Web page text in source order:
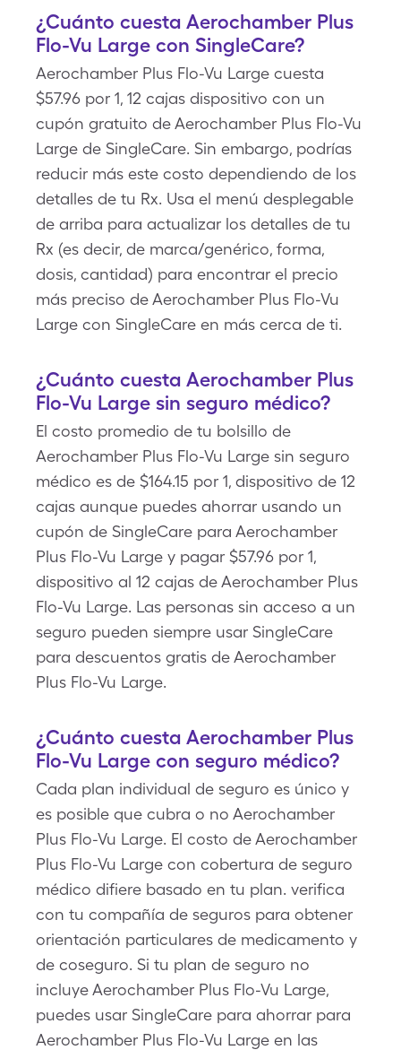
¿Cuánto cuesta Aerochamber Plus
Flo-Vu Large con SingleCare?
Aerochamber Plus Flo-Vu Large cuesta
$57.96 por 1, 12 cajas dispositivo con un
cupón gratuito de Aerochamber Plus Flo-Vu
Large de SingleCare. Sin embargo, podrías
reducir más este costo dependiendo de los
detalles de tu Rx. Usa el menú desplegable
de arriba para actualizar los detalles de tu
Rx (es decir, de marca/genérico, forma,
dosis, cantidad) para encontrar el precio
más preciso de Aerochamber Plus Flo-Vu
Large con SingleCare en más cerca de ti.
¿Cuánto cuesta Aerochamber Plus
Flo-Vu Large sin seguro médico?
El costo promedio de tu bolsillo de
Aerochamber Plus Flo-Vu Large sin seguro
médico es de $164.15 por 1, dispositivo de 12
cajas aunque puedes ahorrar usando un
cupón de SingleCare para Aerochamber
Plus Flo-Vu Large y pagar $57.96 por 1,
dispositivo al 12 cajas de Aerochamber Plus
Flo-Vu Large. Las personas sin acceso a un
seguro pueden siempre usar SingleCare
para descuentos gratis de Aerochamber
Plus Flo-Vu Large.
¿Cuánto cuesta Aerochamber Plus
Flo-Vu Large con seguro médico?
Cada plan individual de seguro es único y
es posible que cubra o no Aerochamber
Plus Flo-Vu Large. El costo de Aerochamber
Plus Flo-Vu Large con cobertura de seguro
médico difiere basado en tu plan. verifica
con tu compañía de seguros para obtener
orientación particulares de medicamento y
de coseguro. Si tu plan de seguro no
incluye Aerochamber Plus Flo-Vu Large,
puedes usar SingleCare para ahorrar para
Aerochamber Plus Flo-Vu Large en las